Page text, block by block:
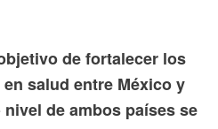
de fortalecer los
salud entre México y
de ambos países se